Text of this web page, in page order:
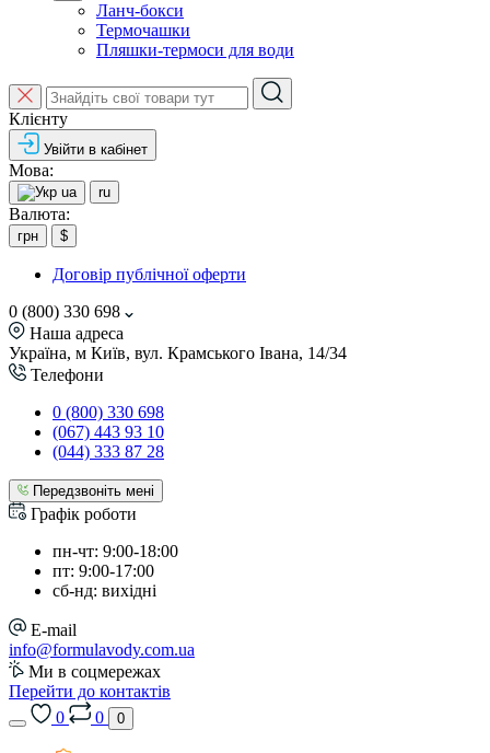
Ланч-бокси
Термочашки
Пляшки-термоси для води
Клієнту
Увійти в кабінет
Мова:
ua ru
Валюта:
грн $
Договір публічної оферти
0 (800) 330 698
Наша адреса
Україна, м Київ, вул. Крамського Івана, 14/34
Телефони
0 (800) 330 698
(067) 443 93 10
(044) 333 87 28
Передзвоніть мені
Графік роботи
пн-чт: 9:00-18:00
пт: 9:00-17:00
сб-нд: вихідні
E-mail
info@formulavody.com.ua
Ми в соцмережах
Перейти до контактів
0
0 0